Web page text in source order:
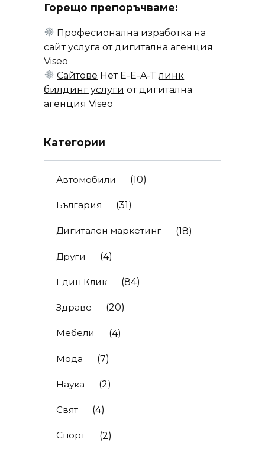
Горещо препоръчваме:
Професионална изработка на
сайтуслуга от дигитална агенция
Viseo
Сайтове Нет E-E-A-Tлинк
билдинг услуги от дигитална
агенция Viseo
Категории
Автомобили (10)
България (31)
Дигитален маркетинг (18)
Други (4)
Един Клик (84)
Здраве (20)
Мебели (4)
Мода (7)
Наука (2)
Свят (4)
Спорт (2)